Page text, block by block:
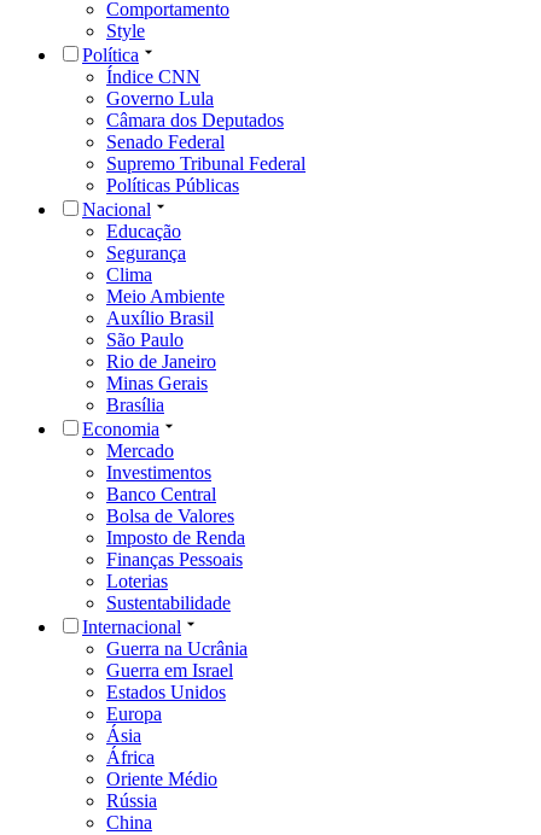
Comportamento
Style
Política
Índice CNN
Governo Lula
Câmara dos Deputados
Senado Federal
Supremo Tribunal Federal
Políticas Públicas
Nacional
Educação
Segurança
Clima
Meio Ambiente
Auxílio Brasil
São Paulo
Rio de Janeiro
Minas Gerais
Brasília
Economia
Mercado
Investimentos
Banco Central
Bolsa de Valores
Imposto de Renda
Finanças Pessoais
Loterias
Sustentabilidade
Internacional
Guerra na Ucrânia
Guerra em Israel
Estados Unidos
Europa
Ásia
África
Oriente Médio
Rússia
China